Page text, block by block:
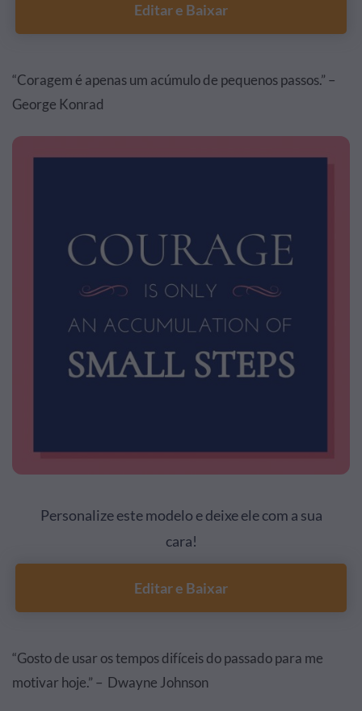
Editar e Baixar
“Coragem é apenas um acúmulo de pequenos passos.” –
George Konrad
Personalize este modelo e deixe ele com a sua
cara!
Editar e Baixar
“Gosto de usar os tempos difíceis do passado para me
motivar hoje.” – Dwayne Johnson